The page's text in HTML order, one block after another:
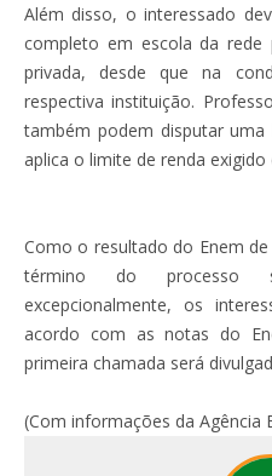
Além disso, o interessado
completo em escola da
privada, desde que na
respectiva instituição.
também podem disputar
aplica o limite de renda
Como o resultado do Enem
término do processo
excepcionalmente, os
acordo com as notas do
primeira chamada será
(Com informações da Agência